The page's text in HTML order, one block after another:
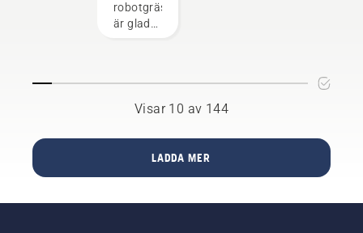
robotgräsklippning,
är glada
sitt
samarbete
Liverpool
FC – en
Visar 10 av 144
LADDA MER